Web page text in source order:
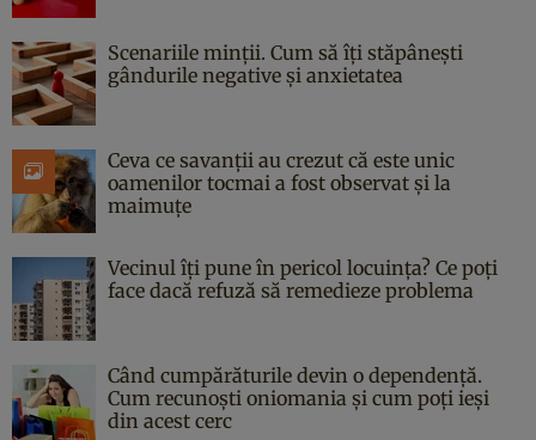
Scenariile minții. Cum să îți stăpânești
gândurile negative și anxietatea
Ceva ce savanții au crezut că este unic
oamenilor tocmai a fost observat și la
maimuțe
Vecinul îți pune în pericol locuința? Ce poți
face dacă refuză să remedieze problema
Când cumpărăturile devin o dependență.
Cum recunoști oniomania și cum poți ieși
din acest cerc